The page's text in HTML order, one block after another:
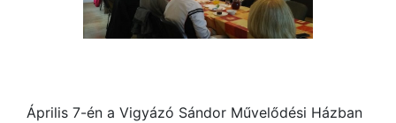
Április 7-én a Vigyázó Sándor Művelődési Házban